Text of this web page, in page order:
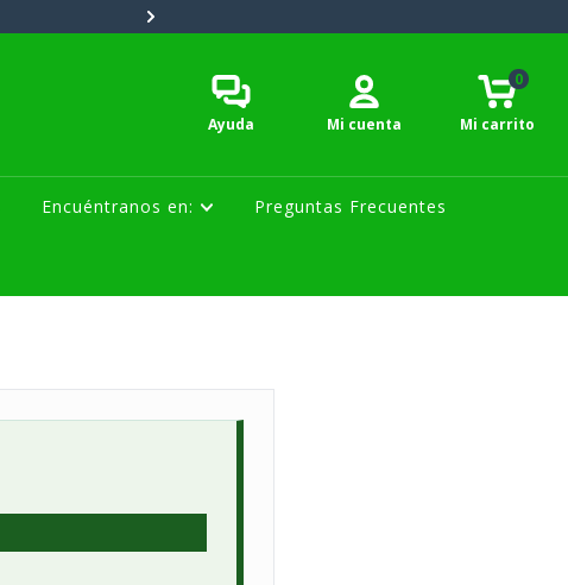
Ayuda Mi cuenta Mi carrito
0
Encuéntranos en: Preguntas Frecuentes